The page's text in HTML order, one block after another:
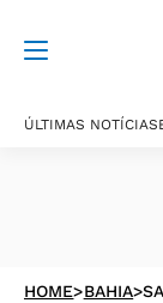
ÚLTIMAS NOTÍCIAS
HOME>BAHIA>